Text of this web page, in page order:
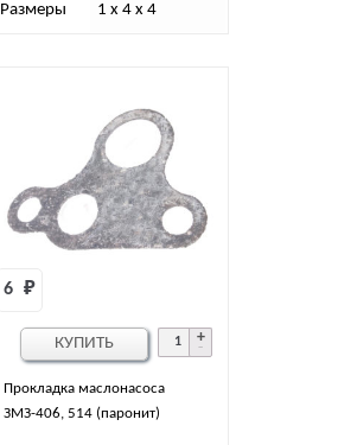
Размеры 1 х 4 х 4
Прокладка маслонасоса
ЗМЗ-406, 514 (паронит)
6 ₽
КУПИТЬ